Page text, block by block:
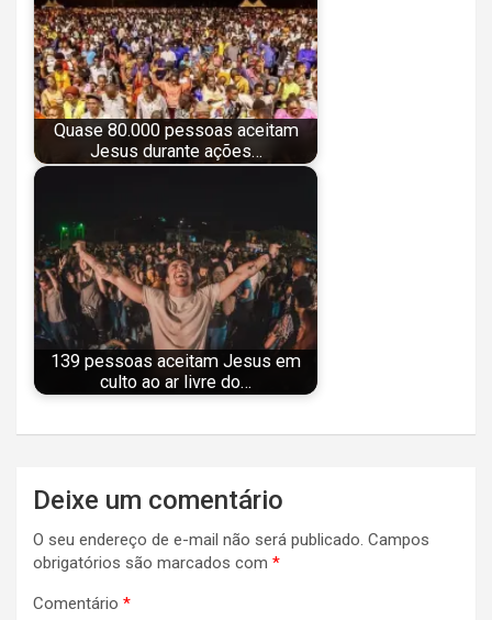
Quase 80.000 pessoas aceitam
Jesus durante ações…
139 pessoas aceitam Jesus em
culto ao ar livre do…
Navegação
de
Post
Deixe um comentário
O seu endereço de e-mail não será publicado. Campos
obrigatórios são marcados com *
Comentário *